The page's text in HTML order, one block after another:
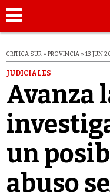
CRITICA SUR » PROVINCIA » 13 JUN
JUDICIALES
Avanza
un
abuso